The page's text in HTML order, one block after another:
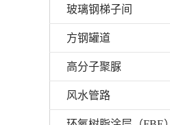
玻璃钢梯子间
方钢罐道
高分子聚脲
风水管路